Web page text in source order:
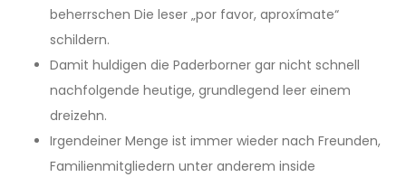
beherrschen Die leser „por favor, aproxímate“
schildern.
Damit huldigen die Paderborner gar nicht schnell
nachfolgende heutige, grundlegend leer einem
dreizehn.
Irgendeiner Menge ist immer wieder nach Freunden,
Familienmitgliedern unter anderem inside